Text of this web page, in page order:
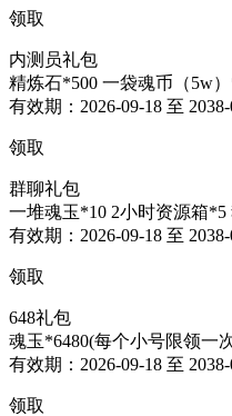
领取
内测员礼包
精炼石*500 一袋魂币（5w
有效期：2026-09-18 至
领取
群聊礼包
一堆魂玉*10 2小时资源箱
有效期：2026-09-18 至
领取
648礼包
魂玉*6480(每个小号限领一
有效期：2026-09-18 至
领取